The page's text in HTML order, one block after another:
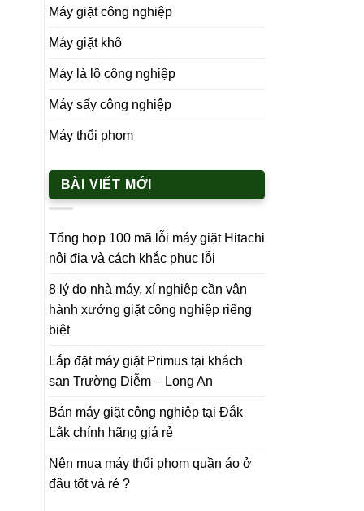
Máy giặt công nghiệp
Máy giặt khô
Máy là lô công nghiệp
Máy sấy công nghiệp
Máy thổi phom
BÀI VIẾT MỚI
Tổng hợp 100 mã lỗi máy giặt Hitachi
nội địa và cách khắc phục lỗi
8 lý do nhà máy, xí nghiệp cần vận
hành xưởng giặt công nghiệp riêng
biệt
Lắp đặt máy giặt Primus tại khách
sạn Trường Diễm – Long An
Bán máy giặt công nghiệp tại Đắk
Lắk chính hãng giá rẻ
Nên mua máy thổi phom quần áo ở
đâu tốt và rẻ ?